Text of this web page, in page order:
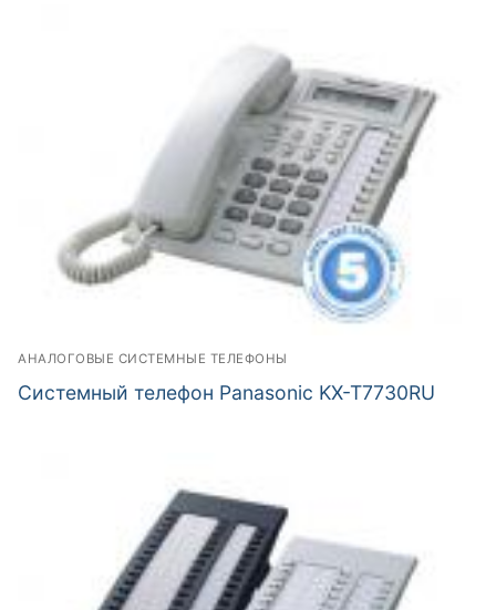
АНАЛОГОВЫЕ СИСТЕМНЫЕ ТЕЛЕФОНЫ
Системный телефон Panasonic KX-T7730RU